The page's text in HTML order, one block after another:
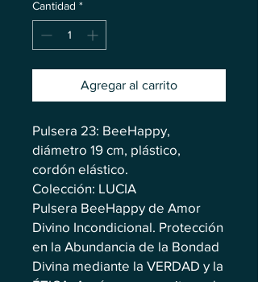
Cantidad *
Agregar al carrito
Pulsera 23: BeeHappy,
diámetro 19 cm, plástico,
cordón elástico.
Colección: LUCIA
Pulsera BeeHappy de Amor
Divino Incondicional. Protección
en la Abundancia de la Bondad
Divina mediante la VERDAD y la